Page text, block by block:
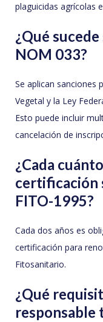
plaguicidas agrícolas
¿Qué
NOM 033?
Se aplican sanciones
Vegetal y la Ley
Esto puede incluir
cancelación de
¿Cada
certificación
FITO-1995?
Cada dos años es
certificación para
Fitosanitario.
¿Qué
responsable